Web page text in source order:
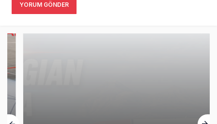
YORUM GÖNDER